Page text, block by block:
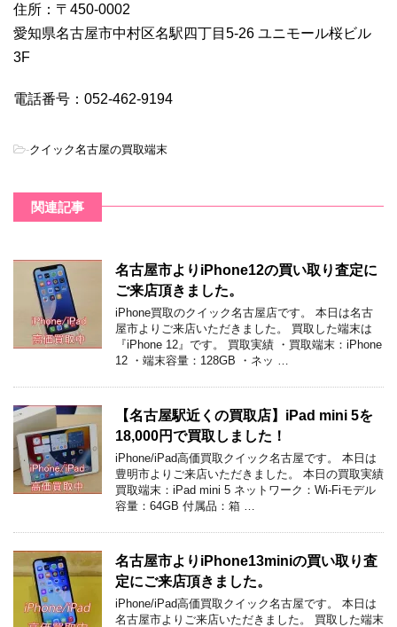
住所：〒450-0002
愛知県名古屋市中村区名駅四丁目5-26 ユニモール桜ビル
3F
電話番号：052-462-9194
-クイック名古屋の買取端末
関連記事
名古屋市よりiPhone12の買い取り査定に
ご来店頂きました。
iPhone買取のクイック名古屋店です。 本日は名古
屋市よりご来店いただきました。 買取した端末は
『iPhone 12』です。 買取実績 ・買取端末：iPhone
12 ・端末容量：128GB ・ネッ …
【名古屋駅近くの買取店】iPad mini 5を
18,000円で買取しました！
iPhone/iPad高価買取クイック名古屋です。 本日は
豊明市よりご来店いただきました。 本日の買取実績
買取端末：iPad mini 5 ネットワーク：Wi-Fiモデル
容量：64GB 付属品：箱 …
名古屋市よりiPhone13miniの買い取り査
定にご来店頂きました。
iPhone/iPad高価買取クイック名古屋です。 本日は
名古屋市よりご来店いただきました。 買取した端末